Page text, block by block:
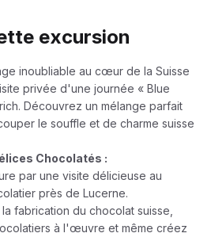
excursion
inoubliable au cœur de la Suisse
privée d'une journée « Blue
Découvrez un mélange parfait
le souffle et de charme suisse
Chocolatés :
par une visite délicieuse au
près de Lucerne.
fabrication du chocolat suisse,
à l'œuvre et même créez